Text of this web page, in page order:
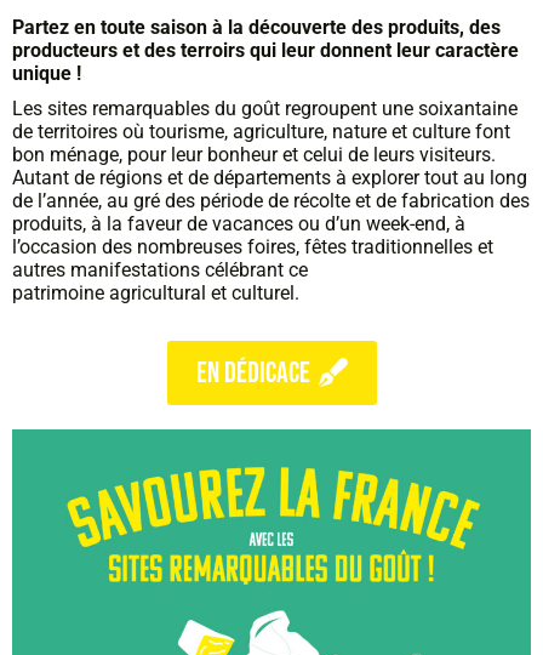
Partez en toute saison à la découverte des produits, des
producteurs et des terroirs qui leur donnent leur caractère
unique !
Les sites remarquables du goût regroupent une soixantaine
de territoires où tourisme, agriculture, nature et culture font
bon ménage, pour leur bonheur et celui de leurs visiteurs.
Autant de régions et de départements à explorer tout au long
de l’année, au gré des période de récolte et de fabrication des
produits, à la faveur de vacances ou d’un week-end, à
l’occasion des nombreuses foires, fêtes traditionnelles et
autres manifestations célébrant ce
patrimoine agricultural et culturel.
en dédicace